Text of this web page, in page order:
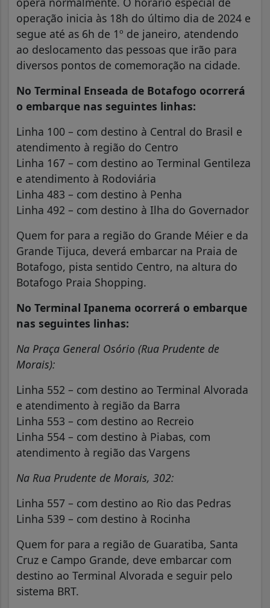
operação inicia às 18h do último dia de 2024 e
segue até as 6h de 1º de janeiro, atendendo
ao deslocamento das pessoas que irão para
diversos pontos de comemoração na cidade.
No Terminal Enseada de Botafogo ocorrerá
o embarque nas seguintes linhas:
Linha 100 – com destino à Central do Brasil e
atendimento à região do Centro
Linha 167 – com destino ao Terminal Gentileza
e atendimento à Rodoviária
Linha 483 – com destino à Penha
Linha 492 – com destino à Ilha do Governador
Quem for para a região do Grande Méier e da
Grande Tijuca, deverá embarcar na Praia de
Botafogo, pista sentido Centro, na altura do
Botafogo Praia Shopping.
No Terminal Ipanema ocorrerá o embarque
nas seguintes linhas:
Na Praça General Osório (Rua Prudente de
Morais):
Linha 552 – com destino ao Terminal Alvorada
e atendimento à região da Barra
Linha 553 – com destino ao Recreio
Linha 554 – com destino à Piabas, com
atendimento à região das Vargens
Na Rua Prudente de Morais, 302:
Linha 557 – com destino ao Rio das Pedras
Linha 539 – com destino à Rocinha
Quem for para a região de Guaratiba, Santa
Cruz e Campo Grande, deve embarcar com
destino ao Terminal Alvorada e seguir pelo
sistema BRT.